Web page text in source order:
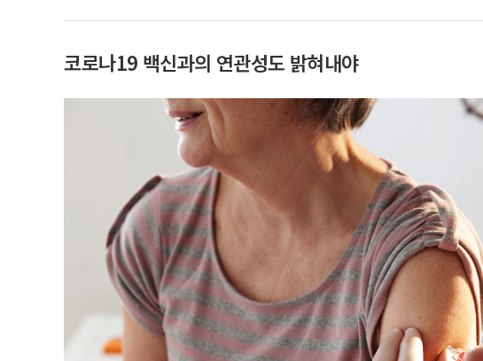
코로나19 백신과의 연관성도 밝혀내야